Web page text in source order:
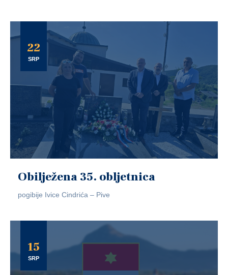
22
SRP
Obilježena 35. obljetnica
pogibije Ivice Cindrića – Pive
15
SRP